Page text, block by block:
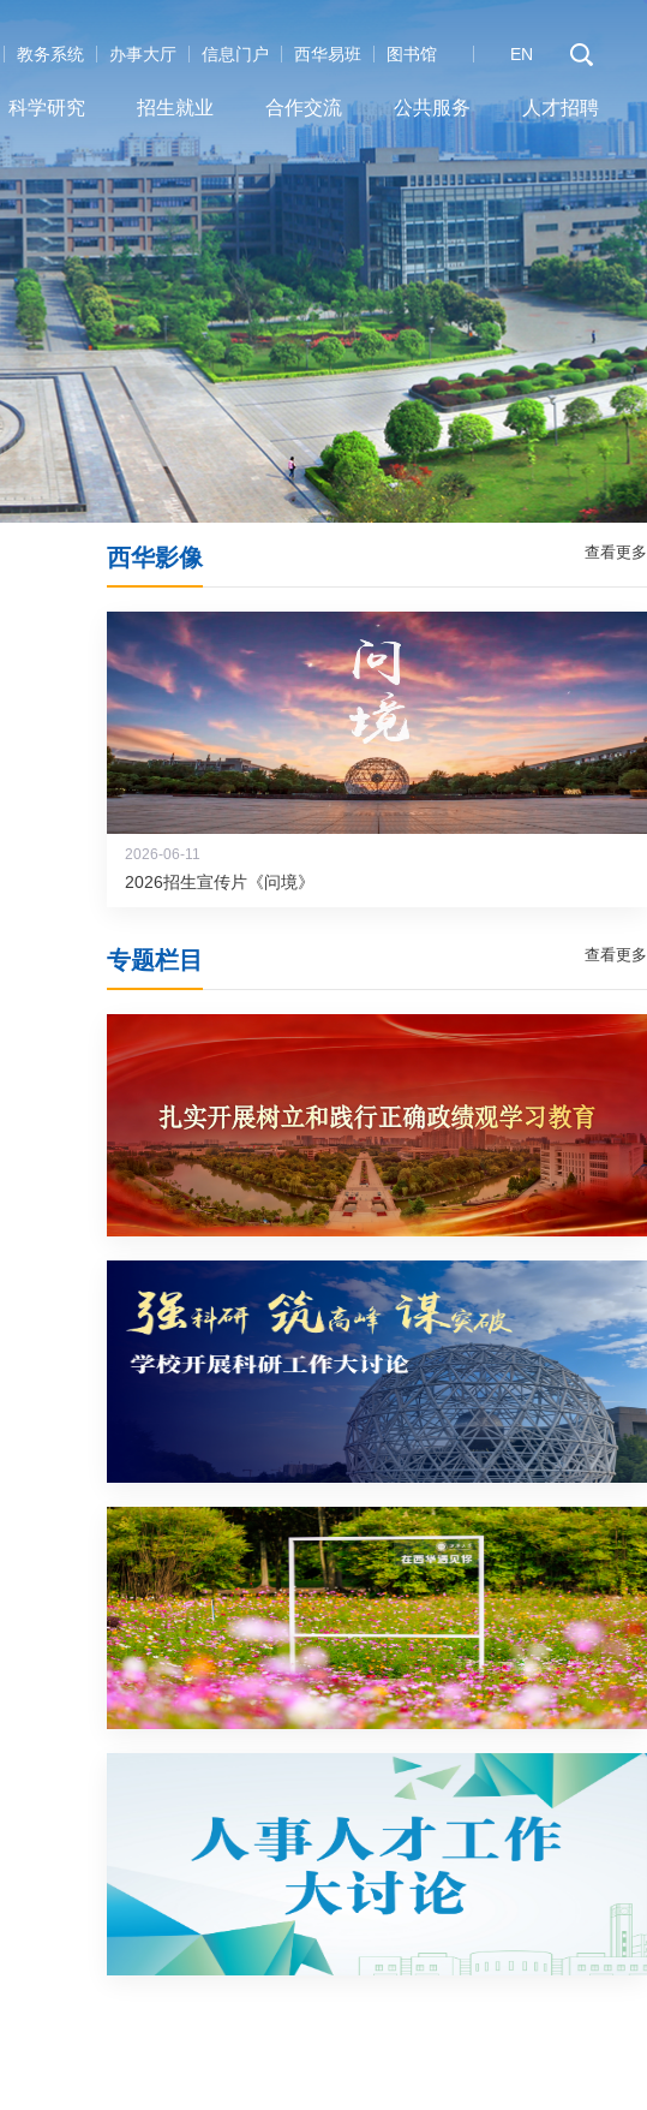
教务系统 办事大厅 信息门户 西华易班 图书馆 EN
科学研究 招生就业 合作交流 公共服务 人才招聘
西华影像 查看更多
2026-06-11
2026招生宣传片《问境》
专题栏目 查看更多